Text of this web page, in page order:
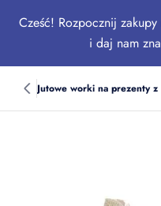
Cześć! Rozpocznij
i daj nam
Jutowe worki na prezenty